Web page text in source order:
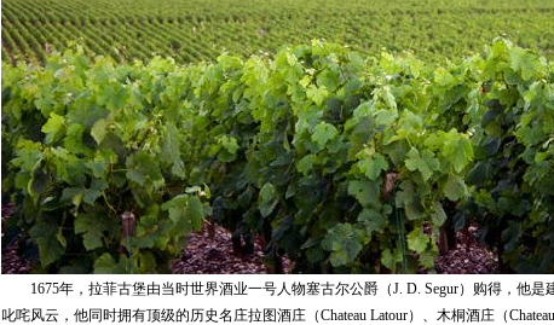
1675年，拉菲古堡由当时世界酒业一号人物塞古尔公爵（J. D. Segur）购得，他是
叱咤风云，他同时拥有顶级的历史名庄拉图酒庄（Chateau Latour）、木桐酒庄（